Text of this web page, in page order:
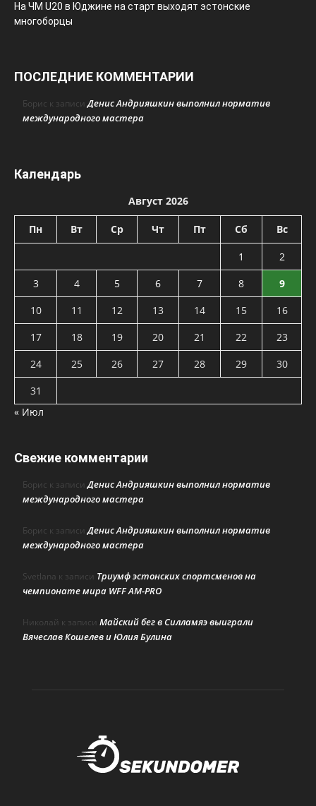
На ЧМ U20 в Юджине на старт выходят эстонские
многоборцы
ПОСЛЕДНИЕ КОММЕНТАРИИ
Борис к записиДенис Андрияшкин выполнил норматив
международного мастера
Календарь
Август 2026
Пн Вт Ср Чт Пт Сб Вс
1
2
3
4 5 6 7 8
9
10
11 12 13 14 15
16
17
18 19 20 21 22
23
24
25 26 27 28 29
30
31
« Июл
Свежие комментарии
Борис к записиДенис Андрияшкин выполнил норматив
международного мастера
Борис к записиДенис Андрияшкин выполнил норматив
международного мастера
Svetlana к записи Триумф эстонских спортсменов на
чемпионате мира WFF AM-PRO
Николай к записи Майский бег в Силламяэ выиграли
Вячеслав Кошелев и Юлия Булина